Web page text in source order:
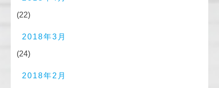
(22)
2018年3月
(24)
2018年2月